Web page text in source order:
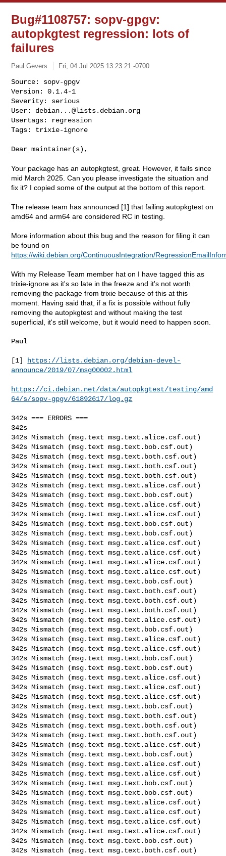
Bug#1108757: sopv-gpgv:
autopkgtest regression: lots of
failures
Paul Gevers Fri, 04 Jul 2025 13:23:21 -0700
Source: sopv-gpgv
Version: 0.1.4-1
Severity: serious
User: debian...@lists.debian.org
Usertags: regression
Tags: trixie-ignore
Dear maintainer(s),
Your package has an autopkgtest, great. However, it fails since
mid March 2025. Can you please investigate the situation and
fix it? I copied some of the output at the bottom of this report.
The release team has announced [1] that failing autopkgtest on
amd64 and arm64 are considered RC in testing.
More information about this bug and the reason for filing it can
be found on
https://wiki.debian.org/ContinuousIntegration/
With my Release Team member hat on I have tagged this as
trixie-ignore as it's so late in the freeze and it's not worth
removing the package from trixie because of this at this
moment. Having said that, if a fix is possible without fully
removing the autopkgtest and without making the test
superficial, it's still welcome, but it would need to happen soon.
Paul
[1]
https://lists.debian.org/debian-devel-
announce/2019/07/msg00002.html
https://ci.debian.net/data/autopkgtest/testing/amd
64/s/sopv-gpgv/61892617/log.gz
342s === ERRORS ===
342s
342s Mismatch (msg.text msg.text.alice.csf.out)
342s Mismatch (msg.text msg.text.bob.csf.out)
342s Mismatch (msg.text msg.text.both.csf.out)
342s Mismatch (msg.text msg.text.both.csf.out)
342s Mismatch (msg.text msg.text.both.csf.out)
342s Mismatch (msg.text msg.text.alice.csf.out)
342s Mismatch (msg.text msg.text.bob.csf.out)
342s Mismatch (msg.text msg.text.alice.csf.out)
342s Mismatch (msg.text msg.text.alice.csf.out)
342s Mismatch (msg.text msg.text.bob.csf.out)
342s Mismatch (msg.text msg.text.bob.csf.out)
342s Mismatch (msg.text msg.text.alice.csf.out)
342s Mismatch (msg.text msg.text.alice.csf.out)
342s Mismatch (msg.text msg.text.alice.csf.out)
342s Mismatch (msg.text msg.text.alice.csf.out)
342s Mismatch (msg.text msg.text.bob.csf.out)
342s Mismatch (msg.text msg.text.both.csf.out)
342s Mismatch (msg.text msg.text.both.csf.out)
342s Mismatch (msg.text msg.text.both.csf.out)
342s Mismatch (msg.text msg.text.alice.csf.out)
342s Mismatch (msg.text msg.text.bob.csf.out)
342s Mismatch (msg.text msg.text.alice.csf.out)
342s Mismatch (msg.text msg.text.alice.csf.out)
342s Mismatch (msg.text msg.text.bob.csf.out)
342s Mismatch (msg.text msg.text.bob.csf.out)
342s Mismatch (msg.text msg.text.alice.csf.out)
342s Mismatch (msg.text msg.text.alice.csf.out)
342s Mismatch (msg.text msg.text.alice.csf.out)
342s Mismatch (msg.text msg.text.bob.csf.out)
342s Mismatch (msg.text msg.text.both.csf.out)
342s Mismatch (msg.text msg.text.both.csf.out)
342s Mismatch (msg.text msg.text.both.csf.out)
342s Mismatch (msg.text msg.text.alice.csf.out)
342s Mismatch (msg.text msg.text.bob.csf.out)
342s Mismatch (msg.text msg.text.alice.csf.out)
342s Mismatch (msg.text msg.text.alice.csf.out)
342s Mismatch (msg.text msg.text.bob.csf.out)
342s Mismatch (msg.text msg.text.bob.csf.out)
342s Mismatch (msg.text msg.text.alice.csf.out)
342s Mismatch (msg.text msg.text.alice.csf.out)
342s Mismatch (msg.text msg.text.alice.csf.out)
342s Mismatch (msg.text msg.text.alice.csf.out)
342s Mismatch (msg.text msg.text.bob.csf.out)
342s Mismatch (msg.text msg.text.both.csf.out)